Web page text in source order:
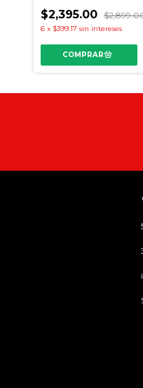
$2,395.00
6 x $399.17 sin intereses